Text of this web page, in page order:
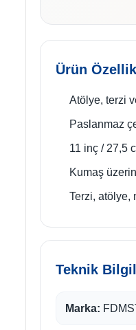
Ürün
Atölye, terzi
Paslanmaz
11 inç / 27,5
Kumaş
Terzi, atölye,
Teknik
Marka: